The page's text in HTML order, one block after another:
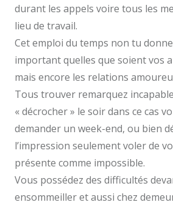
durant les appels voire tous les
lieu de travail.
Cet emploi du temps non tu
important quelles que soient vos
mais encore les relations
Tous trouver remarquez
« décrocher » le soir dans ce cas
demander un week-end, ou bien
l’impression seulement voler de
présente comme impossible.
Vous possédez des difficultés
ensommeiller et aussi chez